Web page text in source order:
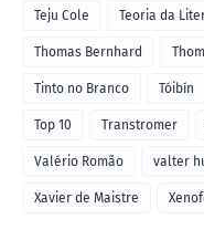
Teju Cole Teoria da
Thomas Bernhard
Tinto no Branco Tóibín
Top 10 Transtromer
Valério Romão valter
Xavier de Maistre